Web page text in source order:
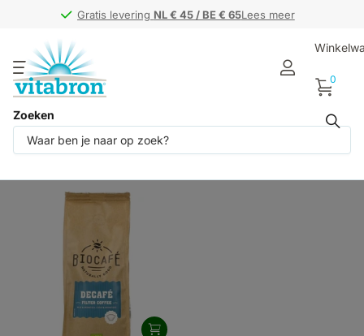
Gratis levering NL € 45 / BE € 65Lees meer
Gratis levering NL € 45 / BE € 65
Zoeken
0
Producten (1)